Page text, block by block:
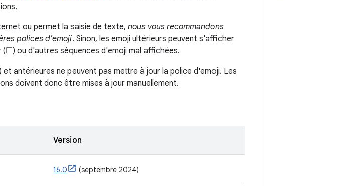
ou permet la saisie de texte, nous vous recommandons
polices d'emoji. Sinon, les emoji ultérieurs peuvent s'afficher
(☐) ou d'autres séquences d'emoji mal affichées.
et antérieures ne peuvent pas mettre à jour la police d'emoji. Les
doivent donc être mises à jour manuellement.
Version
16.0 (septembre 2024)